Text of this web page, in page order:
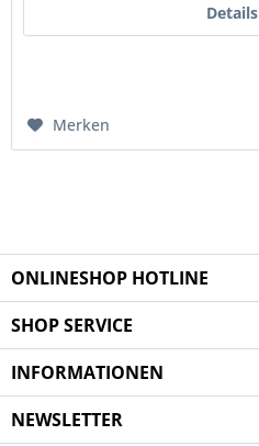
Details
Merken
ONLINESHOP HOTLINE
SHOP SERVICE
INFORMATIONEN
NEWSLETTER